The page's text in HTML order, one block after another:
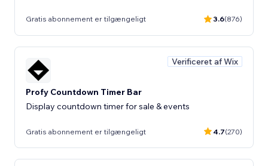
Gratis abonnement er tilgængeligt 3.6(876)
Verificeret af Wix
Profy Countdown Timer Bar
Display countdown timer for sale & events
Gratis abonnement er tilgængeligt 4.7(270)